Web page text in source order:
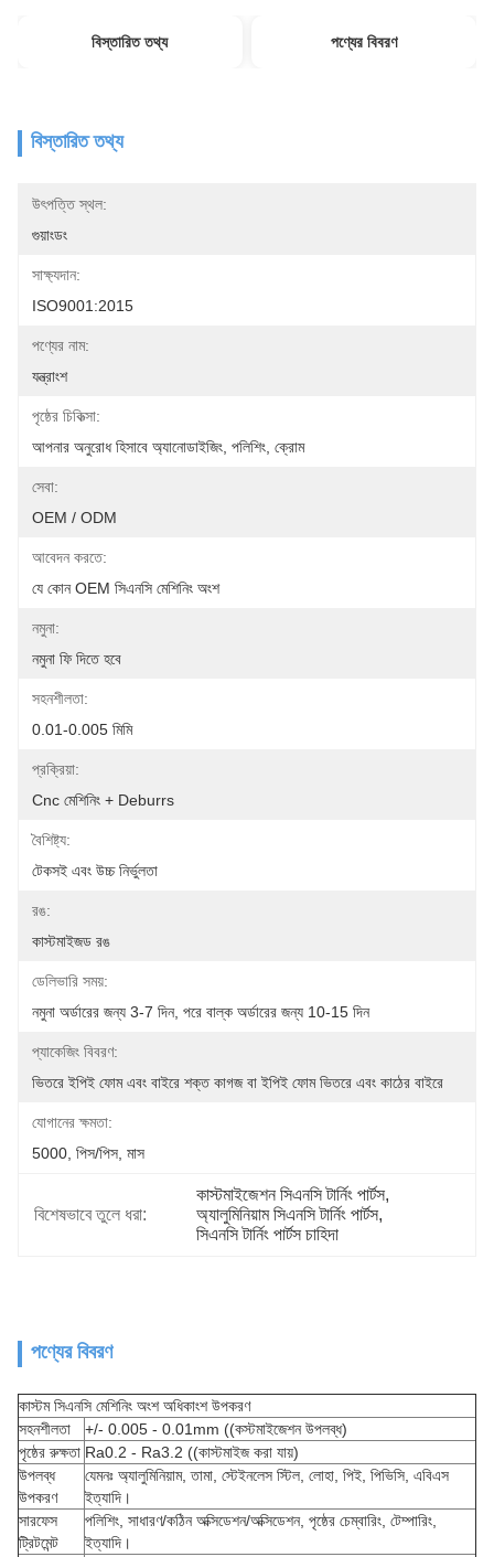
বিস্তারিত তথ্য পণ্যের বিবরণ
বিস্তারিত তথ্য
উৎপত্তি স্থল:
গুয়াংডং
সাক্ষ্যদান:
ISO9001:2015
পণ্যের নাম:
যন্ত্রাংশ
পৃষ্ঠের চিকিত্সা:
আপনার অনুরোধ হিসাবে অ্যানোডাইজিং, পলিশিং, ক্রোম
সেবা:
OEM / ODM
আবেদন করতে:
যে কোন OEM সিএনসি মেশিনিং অংশ
নমুনা:
নমুনা ফি দিতে হবে
সহনশীলতা:
0.01-0.005 মিমি
প্রক্রিয়া:
Cnc মেশিনিং + Deburrs
বৈশিষ্ট্য:
টেকসই এবং উচ্চ নির্ভুলতা
রঙ:
কাস্টমাইজড রঙ
ডেলিভারি সময়:
নমুনা অর্ডারের জন্য 3-7 দিন, পরে বাল্ক অর্ডারের জন্য 10-15 দিন
প্যাকেজিং বিবরণ:
ভিতরে ইপিই ফোম এবং বাইরে শক্ত কাগজ বা ইপিই ফোম ভিতরে এবং কাঠের বাইরে
যোগানের ক্ষমতা:
5000, পিস/পিস, মাস
বিশেষভাবে তুলে ধরা:
কাস্টমাইজেশন সিএনসি টার্নিং পার্টস,
অ্যালুমিনিয়াম সিএনসি টার্নিং পার্টস,
সিএনসি টার্নিং পার্টস চাহিদা
পণ্যের বিবরণ
কাস্টম সিএনসি মেশিনিং অংশ অধিকাংশ উপকরণ
সহনশীলতা
+/- 0.005 - 0.01mm ((কস্টমাইজেশন উপলব্ধ)
পৃষ্ঠের রুক্ষতা Ra0.2 - Ra3.2 ((কাস্টমাইজ করা যায়)
উপলব্ধ
উপকরণ
যেমনঃ অ্যালুমিনিয়াম, তামা, স্টেইনলেস স্টিল, লোহা, পিই, পিভিসি, এবিএস
ইত্যাদি।
সারফেস
ট্রিটমেন্ট
পলিশিং, সাধারণ/কঠিন অক্সিডেশন/অক্সিডেশন, পৃষ্ঠের চেম্বারিং, টেম্পারিং,
ইত্যাদি।